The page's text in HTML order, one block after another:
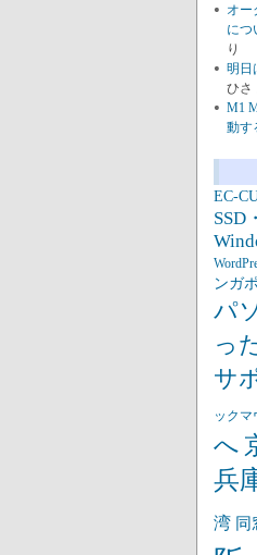
オー
につ
り
明日
ひさ
M1
動す
EC-
SSD
ンガ
パ
っ
サ
ックマ
へ
兵
湾 同